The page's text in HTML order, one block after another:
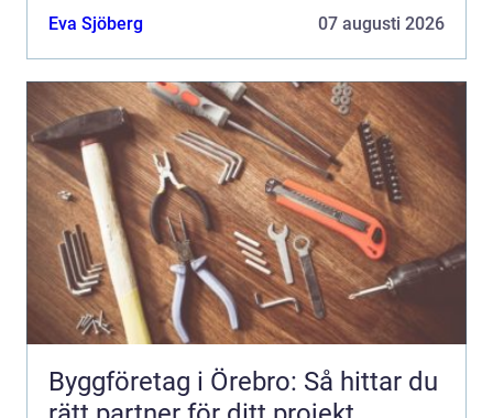
kan bli en lugn punkt i allt som händer, genom att
Eva Sjöberg 07 augusti 2026
Byggföretag i Örebro: Så hittar du